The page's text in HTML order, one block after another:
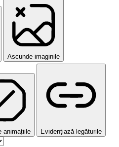
Ascunde imaginile
animațiile Evidențiază legăturile